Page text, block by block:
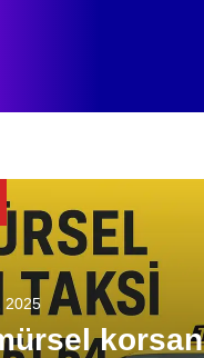
2025
korsan